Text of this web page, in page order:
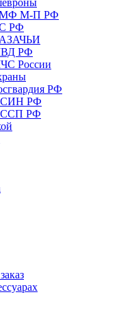
М-П РФ
РФ
РФ
России
РФ
РФ
РФ